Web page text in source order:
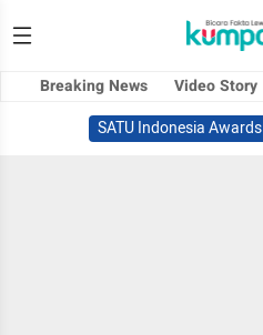
Breaking News Video Story
SATU Indonesia Awards